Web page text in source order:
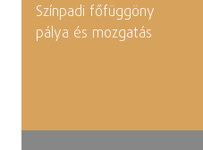
Színpadi főfüggöny
pálya és mozgatás